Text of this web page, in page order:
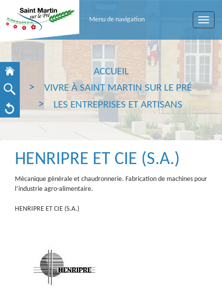
Toggle
Menu de navigation
ACCUEIL
VIVRE À SAINT MARTIN SUR LE PRÉ
LES ENTREPRISES ET ARTISANS
HENRIPRE ET CIE (S.A.)
Mécanique générale et chaudronnerie. Fabrication de machines pour
l’industrie agro-alimentaire.
HENRIPRE ET CIE (S.A.)